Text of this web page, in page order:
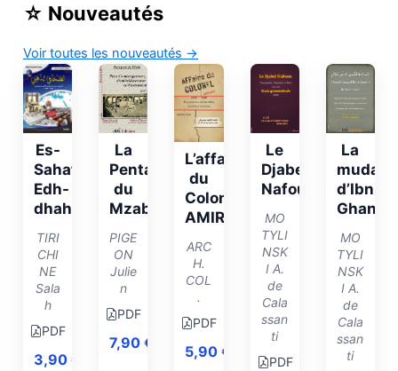
☆ Nouveautés
Voir toutes les nouveautés →
Es-
Sahafi
Edh-
dhahabi
TIRI
CHI
NE
Sala
h
PDF
3,90 €
La
Pentapole
du
Mzab
PIGE
ON
Julie
n
PDF
7,90€
L’affaire
du
Colonel
AMIROUCHE
ARC
H.
COL
.
PDF
5,90€
Le
Djabel
Nafoussa
MO
TYLI
NSK
I A.
de
Cala
ssan
ti
PDF
La
d’Ibn
MO
TYLI
NSK
I A.
de
Cala
ssan
ti